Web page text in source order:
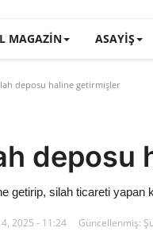
MAGAZIN ASAYIŞ
deposu haline getirmişler
deposu
getirip, silah ticareti yapan
2025 - 11:24 Güncellenmiş: